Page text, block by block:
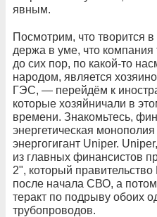
явным.
Посмотрим, что творится в
держа в уме, что
до сих пор, по какой-то
народом, является
ГЭС, — перейдём к
которые хозяйничали в
времени. Знакомьтесь,
энергетическая
энергогигант Uniper.
из главных финансистов
2", который
после начала СВО, а
теракт по подрыву обоих
трубопроводов.